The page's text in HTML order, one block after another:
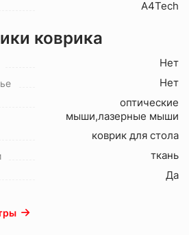
A4Tech
коврика
Нет
Нет
оптические
мыши,лазерные мыши
коврик для стола
ткань
Да